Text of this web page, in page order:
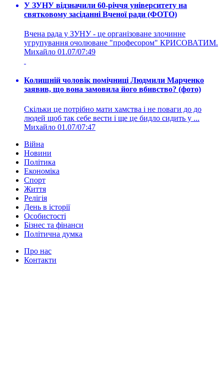
У ЗУНУ відзначили 60-річчя університету на
святковому засіданні Вченої ради (ФОТО)
Вчена рада у ЗУНУ - це організоване злочинне
угрупування очолюване "професором" КРИСОВАТИМ.
Михайло 01.07/07:49
Колишній чоловік помічниці Людмили Марченко
заявив, що вона замовила його вбивство? (фото)
Скільки це потрібно мати хамства і не поваги до до
людей щоб так себе вести і ще це бидло сидить у ...
Михайло 01.07/07:47
Війна
Новини
Політика
Економіка
Спорт
Життя
Релігія
День в історії
Особистості
Бізнес та фінанси
Політична думка
Про нас
Контакти